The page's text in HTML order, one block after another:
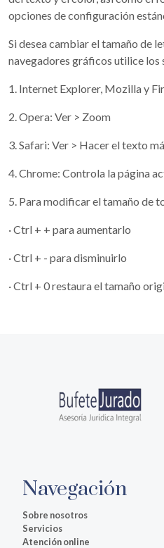
opciones de configuración
Si desea cambiar el tamaño de
navegadores gráficos utilice los
1. Internet Explorer, Mozilla y
2. Opera: Ver > Zoom
3. Safari: Ver > Hacer el texto
4. Chrome: Controla la página
5. Para modificar el tamaño de
· Ctrl + + para aumentarlo
· Ctrl + - para disminuirlo
· Ctrl + 0 restaura el tamaño
Navegación
Sobre nosotros
Servicios
Atención online